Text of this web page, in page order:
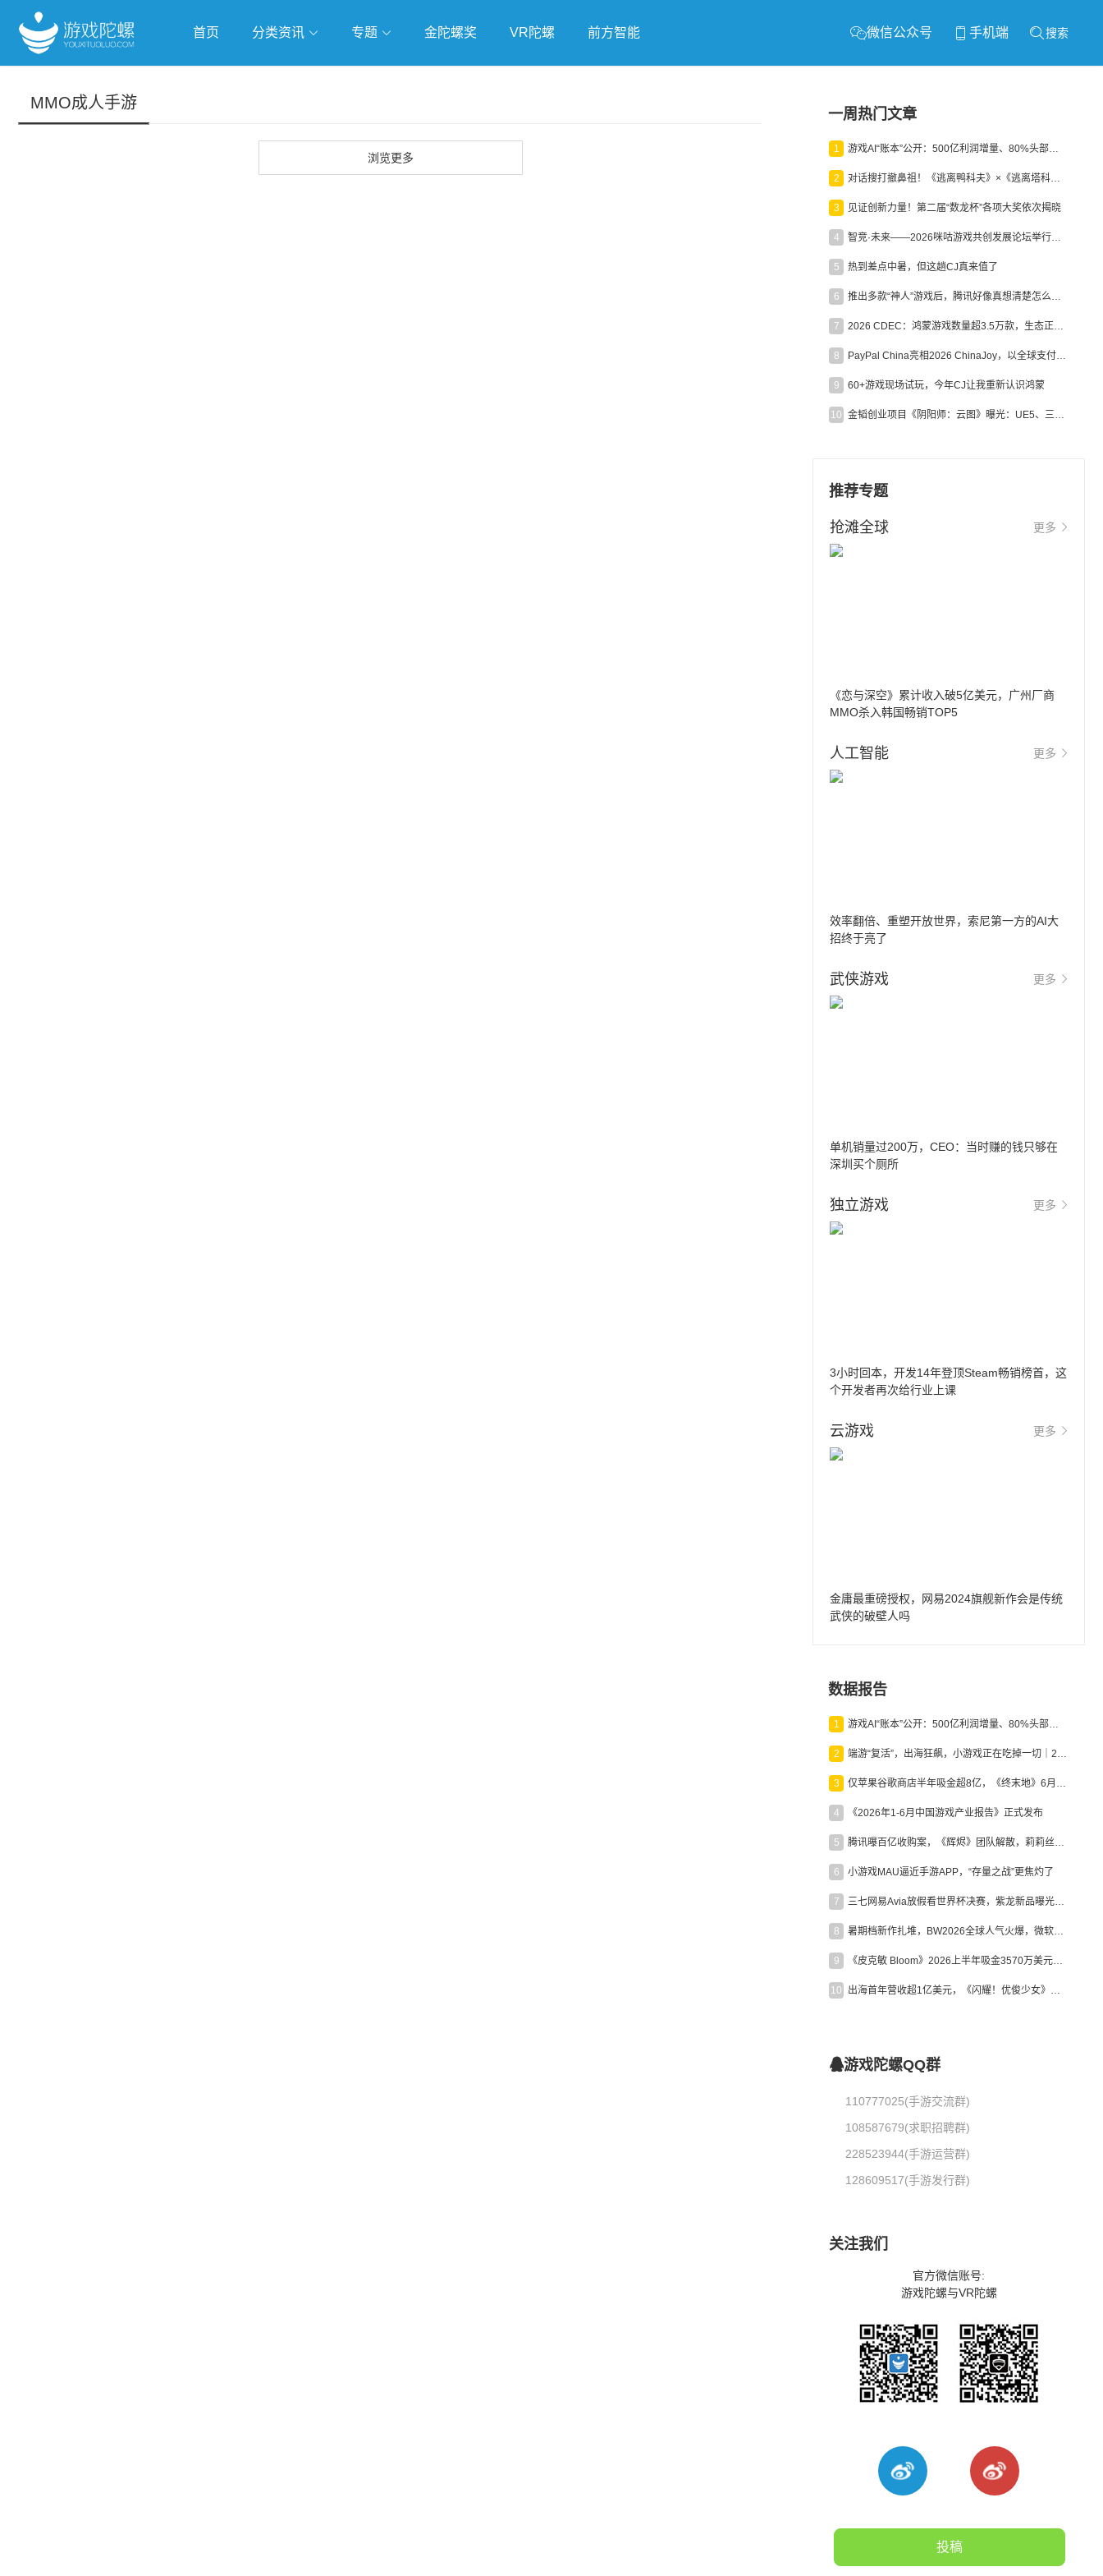
首页 分类资讯 专题 金陀螺奖 VR陀螺 前方智能 微信公众号 手机端 搜索
MMO成人手游
浏览更多
一周热门文章
1 游戏AI“账本”公开：500亿利润增量、80%头部入局，谁在闷声发财？
2 对话搜打撤鼻祖！《逃离鸭科夫》×《逃离塔科夫》官方线下沙龙落幕
3 见证创新力量！第二届“数龙杯”各项大奖依次揭晓
4 智竞·未来——2026咪咕游戏共创发展论坛举行：聚力精品内容、AI创作与电竞生态，共建高品质益智健康游戏社区
5 热到差点中暑，但这趟CJ真来值了
6 推出多款“神人”游戏后，腾讯好像真想清楚怎么做二次元了
7 2026 CDEC：鸿蒙游戏数量超3.5万款，生态正循环加速产业高质量发展
8 PayPal China亮相2026 ChinaJoy，以全球支付能力助力中国游戏企业深化全球运营
9 60+游戏现场试玩，今年CJ让我重新认识鸿蒙
10 金韬创业项目《阴阳师：云图》曝光：UE5、三端互通、ARPG
推荐专题
抢滩全球 更多
《恋与深空》累计收入破5亿美元，广州厂商
MMO杀入韩国畅销TOP5
人工智能 更多
效率翻倍、重塑开放世界，索尼第一方的AI大
招终于亮了
武侠游戏 更多
单机销量过200万，CEO：当时赚的钱只够在
深圳买个厕所
独立游戏 更多
3小时回本，开发14年登顶Steam畅销榜首，这
个开发者再次给行业上课
云游戏 更多
金庸最重磅授权，网易2024旗舰新作会是传统
武侠的破壁人吗
数据报告
1 游戏AI“账本”公开：500亿利润增量、80%头部入局，谁在闷声发财？
2 端游“复活”，出海狂飙，小游戏正在吃掉一切｜2026上半年产业报告
3 仅苹果谷歌商店半年吸金超8亿，《终末地》6月份收入显著回暖
4 《2026年1-6月中国游戏产业报告》正式发布
5 腾讯曝百亿收购案，《辉烬》团队解散，莉莉丝新作曝光｜陀螺周报
6 小游戏MAU逼近手游APP，“存量之战”更焦灼了
7 三七网易Avia放假看世界杯决赛，紫龙新品曝光，米哈游新作上线 | 陀螺周报
8 暑期档新作扎堆，BW2026全球人气火爆，微软XBOX大裁员|陀螺周报
9 《皮克敏 Bloom》2026上半年吸金3570万美元，中国台湾成最大市场
10 出海首年营收超1亿美元，《闪耀！优俊少女》美国市场占比达七成
游戏陀螺QQ群
110777025(手游交流群)
108587679(求职招聘群)
228523944(手游运营群)
128609517(手游发行群)
关注我们
官方微信账号:
游戏陀螺与VR陀螺
投稿